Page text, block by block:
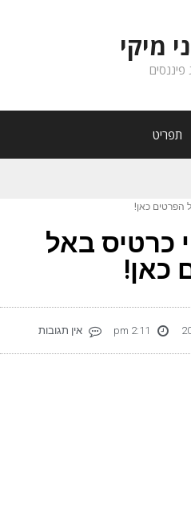
מיקי
פיננסים
תפריט
הפרטים כאן!
כרטיס באל
כאן!
2:11 pm אין תגובות